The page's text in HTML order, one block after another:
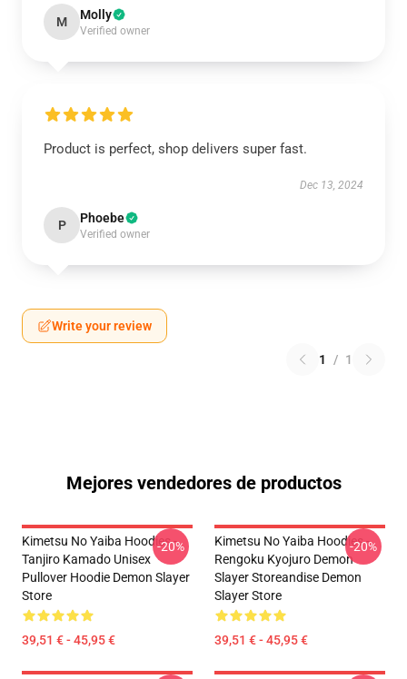
M Molly
Verified owner
Product is perfect, shop delivers super fast.
Dec 13, 2024
P Phoebe
Verified owner
Write your review
1 / 1
Mejores vendedores de productos
Kimetsu No Yaiba Hoodies -
Tanjiro Kamado Unisex
Pullover Hoodie Demon Slayer
Store
39,51 € - 45,95 €
-20%
Kimetsu No Yaiba Hoodies -
Rengoku Kyojuro Demon
Slayer Storeandise Demon
Slayer Store
39,51 € - 45,95 €
-20%